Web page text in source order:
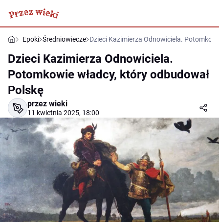
Epoki Średniowiecze Dzieci Kazimierza Odnowiciela.
Dzieci Kazimierza Odnowiciela.
Potomkowie władcy, który odbudował
Polskę
przez wieki
11 kwietnia 2025, 18:00